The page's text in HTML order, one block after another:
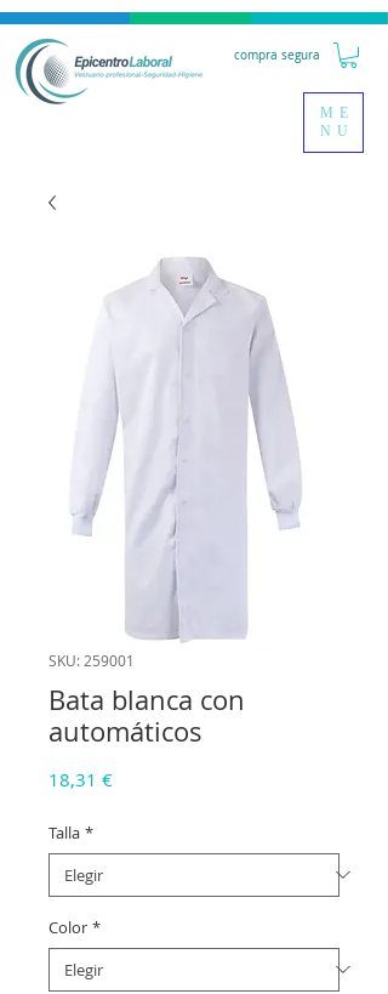
compra segura
ME
NU
SKU: 259001
Bata blanca con
automáticos
18,31 €Precio
Talla *
Color *